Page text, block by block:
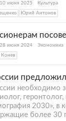
июня 2025
Культура
Юрий Антонов
июня 2024
Экономика
необходимо
2030», в
более 30